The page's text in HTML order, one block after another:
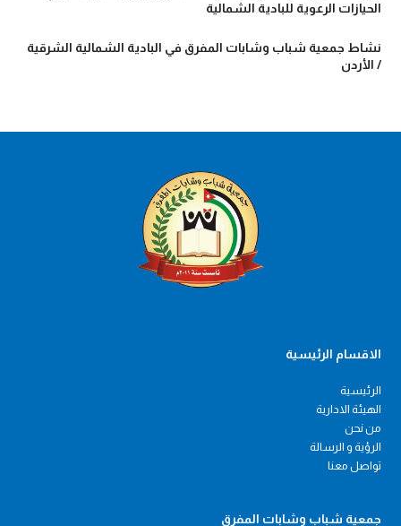
الحيازات الرعوية للبادية الشمالية
نشاط جمعية شباب وشابات المفرق في البادية الشمالية الشرقية
/ الأردن
الاقسام الرئيسية
الرئيسية
الهيئة الادارية
من نحن
الرؤية و الرسالة
تواصل معنا
جمعية شباب وشابات المفرق